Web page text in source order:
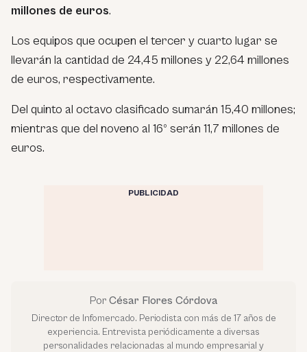
millones de euros.
Los equipos que ocupen el tercer y cuarto lugar se
llevarán la cantidad de 24,45 millones y 22,64 millones
de euros, respectivamente.
Del quinto al octavo clasificado sumarán 15,40 millones;
mientras que del noveno al 16º serán 11,7 millones de
euros.
PUBLICIDAD
Por César Flores Córdova
Director de Infomercado. Periodista con más de 17 años de
experiencia. Entrevista periódicamente a diversas
personalidades relacionadas al mundo empresarial y